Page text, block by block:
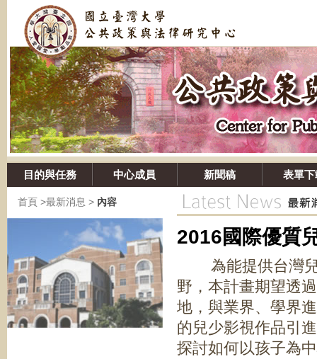
目的與任務 中心成員 新聞稿 表單下
首頁 >最新消息 > 內容
2016國際優
為能提供台灣兒
野，本計畫期望透
地，與業界、學界
的兒少影視作品引
探討如何以孩子為